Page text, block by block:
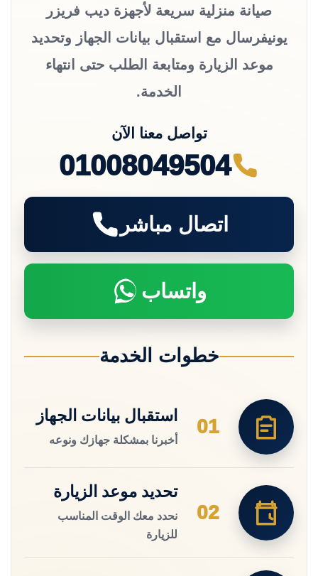
صيانة منزلية سريعة لأجهزة ديب فريزر
يونيفرسال مع استقبال بيانات الجهاز وتحديد
موعد الزيارة ومتابعة الطلب حتى انتهاء
الخدمة.
تواصل معنا الآن
01008049504
اتصال مباشر
واتساب
خطوات الخدمة
01
استقبال بيانات الجهاز
أخبرنا بمشكلة جهازك ونوعه
02
تحديد موعد الزيارة
نحدد معك الوقت المناسب
للزيارة